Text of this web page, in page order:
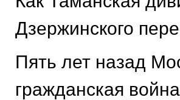
Дзержинского
Пять лет назад
гражданская